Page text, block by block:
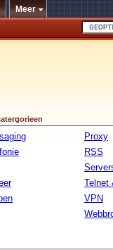
Meer
Proxy
RSS
Telnet
VPN